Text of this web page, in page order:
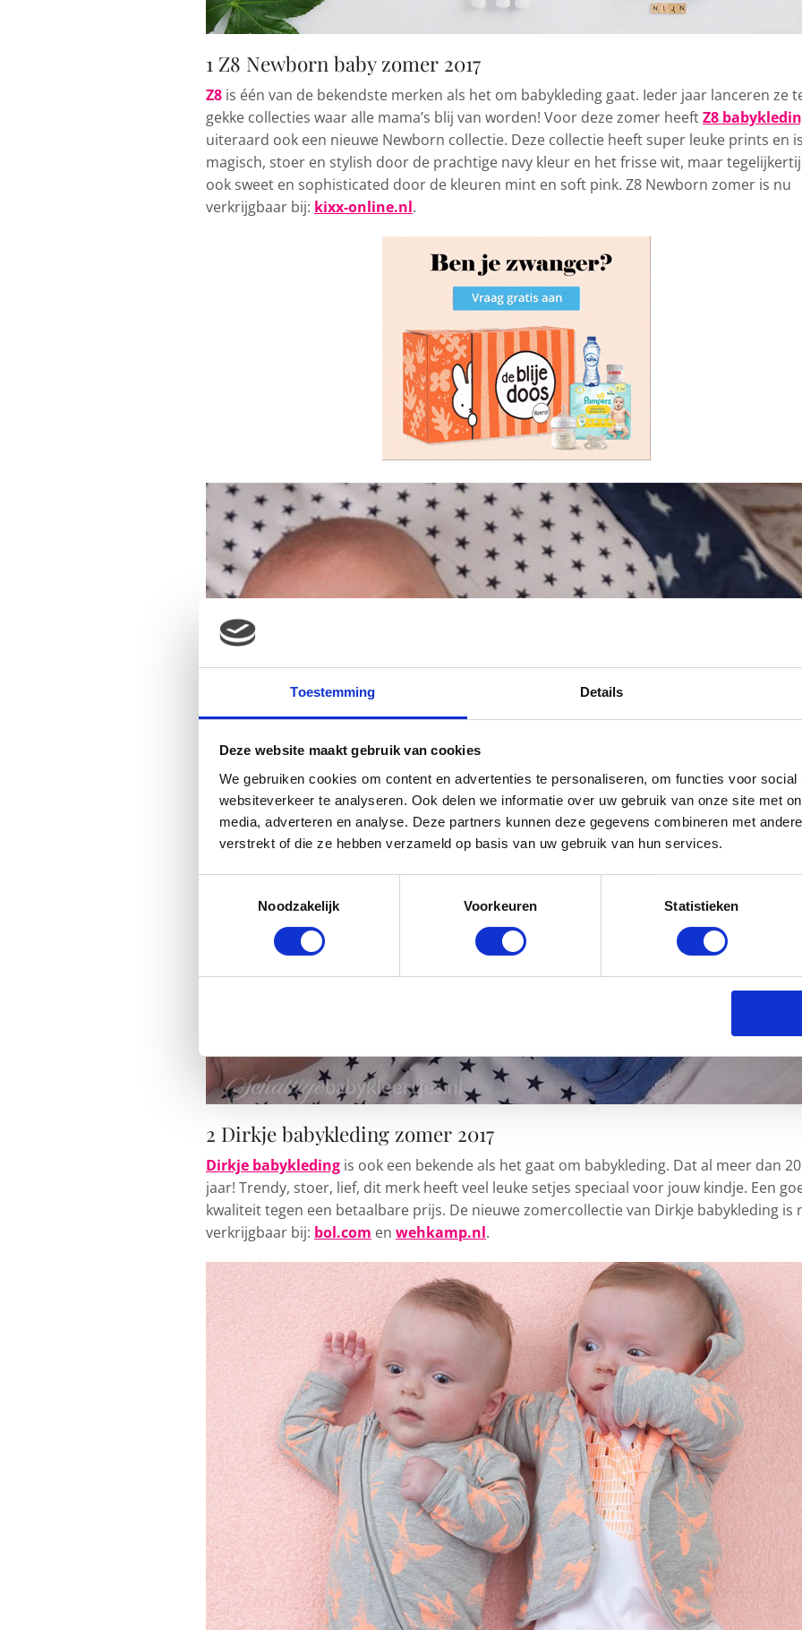
Toestemming Details
Deze website maakt gebruik van cookies
We gebruiken cookies om content en advertenties te personaliseren, om functies voor social
websiteverkeer te analyseren. Ook delen we informatie over uw gebruik van onze site met
media, adverteren en analyse. Deze partners kunnen deze gegevens combineren met
verstrekt of die ze hebben verzameld op basis van uw gebruik van hun services.
Noodzakelijk
Voorkeuren Statistieken
1 Z8 Newborn baby zomer 2017
Z8 is één van de bekendste merken als het om babykleding gaat. Ieder jaar lanceren ze
gekke collecties waar alle mama’s blij van worden! Voor deze zomer heeftZ8
uiteraard ook een nieuwe Newborn collectie. Deze collectie heeft super leuke prints en is
magisch, stoer en stylish door de prachtige navy kleur en het frisse wit, maar
ook sweet en sophisticated door de kleuren mint en soft pink. Z8 Newborn zomer is nu
verkrijgbaar bij: kixx-online.nl.
2 Dirkje babykleding zomer 2017
Dirkje babykleding is ook een bekende als het gaat om babykleding. Dat al meer dan 20
jaar! Trendy, stoer, lief, dit merk heeft veel leuke setjes speciaal voor jouw kindje. Een
kwaliteit tegen een betaalbare prijs. De nieuwe zomercollectie van Dirkje babykleding is
verkrijgbaar bij: bol.com en wehkamp.nl.